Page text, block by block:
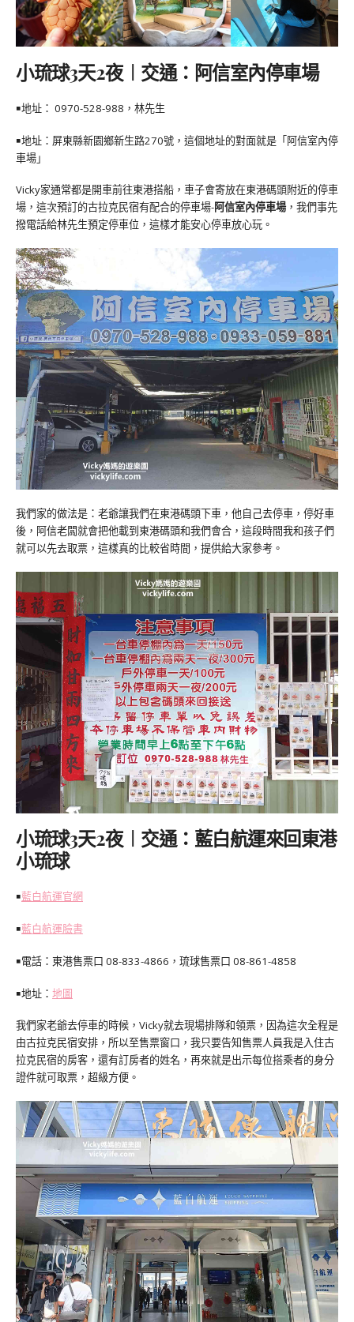
小琉球3天2夜︱交通：阿信室內停車場
￭地址： 0970-528-988，林先生
￭地址：屏東縣新園鄉新生路270號，這個地址的對面就是「阿信室內停
車場」
Vicky家通常都是開車前往東港搭船，車子會寄放在東港碼頭附近的停車
場，這次預訂的古拉克民宿有配合的停車場-阿信室內停車場，我們事先
撥電話給林先生預定停車位，這樣才能安心停車放心玩。
我們家的做法是：老爺讓我們在東港碼頭下車，他自己去停車，停好車
後，阿信老闆就會把他載到東港碼頭和我們會合，這段時間我和孩子們
就可以先去取票，這樣真的比較省時間，提供給大家參考。
小琉球3天2夜︱交通：藍白航運來回東港
小琉球
￭藍白航運官網
￭藍白航運臉書
￭電話：東港售票口 08-833-4866，琉球售票口 08-861-4858
￭地址： 地圖
我們家老爺去停車的時候，Vicky就去現場排隊和領票，因為這次全程是
由古拉克民宿安排，所以至售票窗口，我只要告知售票人員我是入住古
拉克民宿的房客，還有訂房者的姓名，再來就是出示每位搭乘者的身分
證件就可取票，超級方便。